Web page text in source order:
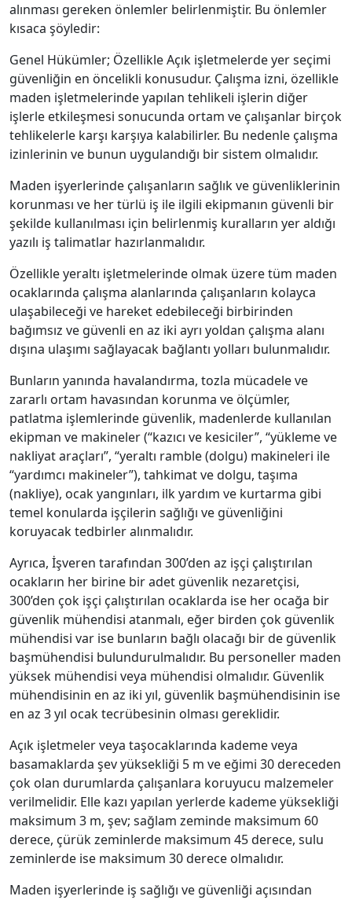
alınması gereken önlemler belirlenmiştir. Bu önlemler
kısaca şöyledir:
Genel Hükümler; Özellikle Açık işletmelerde yer seçimi
güvenliğin en öncelikli konusudur. Çalışma izni, özellikle
maden işletmelerinde yapılan tehlikeli işlerin diğer
işlerle etkileşmesi sonucunda ortam ve çalışanlar birçok
tehlikelerle karşı karşıya kalabilirler. Bu nedenle çalışma
izinlerinin ve bunun uygulandığı bir sistem olmalıdır.
Maden işyerlerinde çalışanların sağlık ve güvenliklerinin
korunması ve her türlü iş ile ilgili ekipmanın güvenli bir
şekilde kullanılması için belirlenmiş kuralların yer aldığı
yazılı iş talimatlar hazırlanmalıdır.
Özellikle yeraltı işletmelerinde olmak üzere tüm maden
ocaklarında çalışma alanlarında çalışanların kolayca
ulaşabileceği ve hareket edebileceği birbirinden
bağımsız ve güvenli en az iki ayrı yoldan çalışma alanı
dışına ulaşımı sağlayacak bağlantı yolları bulunmalıdır.
Bunların yanında havalandırma, tozla mücadele ve
zararlı ortam havasından korunma ve ölçümler,
patlatma işlemlerinde güvenlik, madenlerde kullanılan
ekipman ve makineler (“kazıcı ve kesiciler”, “yükleme ve
nakliyat araçları”, “yeraltı ramble (dolgu) makineleri ile
“yardımcı makineler”), tahkimat ve dolgu, taşıma
(nakliye), ocak yangınları, ilk yardım ve kurtarma gibi
temel konularda işçilerin sağlığı ve güvenliğini
koruyacak tedbirler alınmalıdır.
Ayrıca, İşveren tarafından 300’den az işçi çalıştırılan
ocakların her birine bir adet güvenlik nezaretçisi,
300’den çok işçi çalıştırılan ocaklarda ise her ocağa bir
güvenlik mühendisi atanmalı, eğer birden çok güvenlik
mühendisi var ise bunların bağlı olacağı bir de güvenlik
başmühendisi bulundurulmalıdır. Bu personeller maden
yüksek mühendisi veya mühendisi olmalıdır. Güvenlik
mühendisinin en az iki yıl, güvenlik başmühendisinin ise
en az 3 yıl ocak tecrübesinin olması gereklidir.
Açık işletmeler veya taşocaklarında kademe veya
basamaklarda şev yüksekliği 5 m ve eğimi 30 dereceden
çok olan durumlarda çalışanlara koruyucu malzemeler
verilmelidir. Elle kazı yapılan yerlerde kademe yüksekliği
maksimum 3 m, şev; sağlam zeminde maksimum 60
derece, çürük zeminlerde maksimum 45 derece, sulu
zeminlerde ise maksimum 30 derece olmalıdır.
Maden işyerlerinde iş sağlığı ve güvenliği açısından